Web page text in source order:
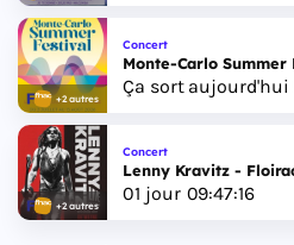
+2 autres
Concert
Monte-Carlo Summer
Ça sort aujourd'hui
+2 autres
Concert
Lenny Kravitz -
01 jour 09:47:15